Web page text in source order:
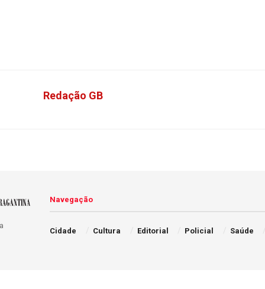
Redação GB
Navegação
Cidade Cultura Editorial Policial Saúde